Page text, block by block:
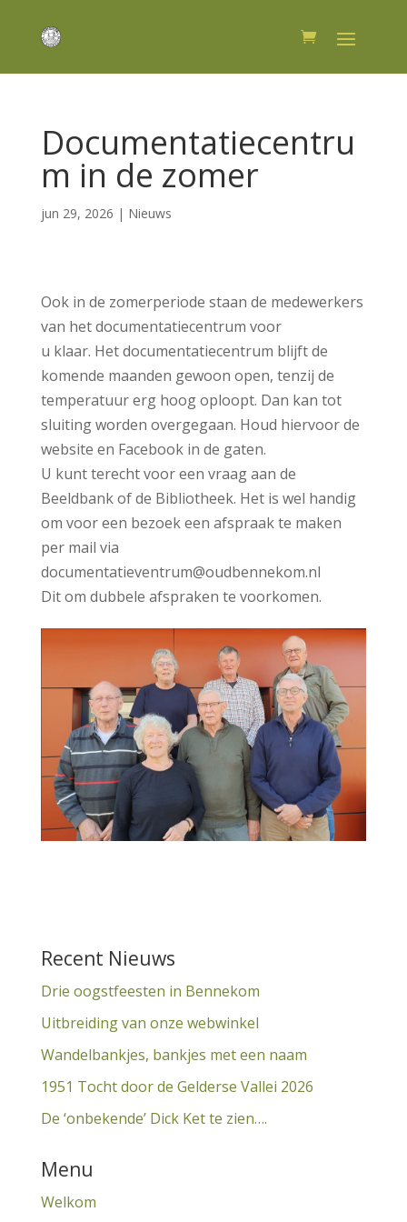
Documentatiecentru
m in de zomer
jun 29, 2026 | Nieuws
Ook in de zomerperiode staan de medewerkers
van het documentatiecentrum voor
u klaar. Het documentatiecentrum blijft de
komende maanden gewoon open, tenzij de
temperatuur erg hoog oploopt. Dan kan tot
sluiting worden overgegaan. Houd hiervoor de
website en Facebook in de gaten.
U kunt terecht voor een vraag aan de
Beeldbank of de Bibliotheek. Het is wel handig
om voor een bezoek een afspraak te maken
per mail via
documentatieventrum@oudbennekom.nl
Dit om dubbele afspraken te voorkomen.
Wij wensen u een mooie zomer!
Recent Nieuws
Drie oogstfeesten in Bennekom
Uitbreiding van onze webwinkel
Wandelbankjes, bankjes met een naam
1951 Tocht door de Gelderse Vallei 2026
De ‘onbekende’ Dick Ket te zien….
Menu
Welkom